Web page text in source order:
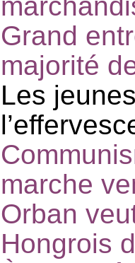
Grand
majorité
Les
marche
Orban
Hongrois